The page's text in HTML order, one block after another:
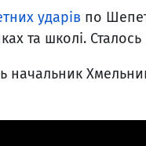
ударів по
та школі.
начальник